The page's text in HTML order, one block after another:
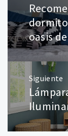
entradas
Entrada
anterior:
oasis
Siguiente
Entrada
siguiente: